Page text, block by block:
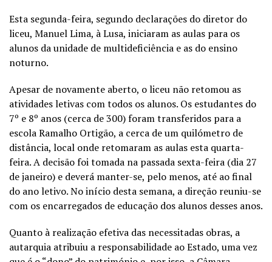
Esta segunda-feira, segundo declarações do diretor do
liceu, Manuel Lima, à Lusa, iniciaram as aulas para os
alunos da unidade de multideficiência e as do ensino
noturno.
Apesar de novamente aberto, o liceu não retomou as
atividades letivas com todos os alunos. Os estudantes do
7º e 8º anos (cerca de 300) foram transferidos para a
escola Ramalho Ortigão, a cerca de um quilómetro de
distância, local onde retomaram as aulas esta quarta-
feira. A decisão foi tomada na passada sexta-feira (dia 27
de janeiro) e deverá manter-se, pelo menos, até ao final
do ano letivo. No início desta semana, a direção reuniu-se
com os encarregados de educação dos alunos desses anos.
Quanto à realização efetiva das necessitadas obras, a
autarquia atribuiu a responsabilidade ao Estado, uma vez